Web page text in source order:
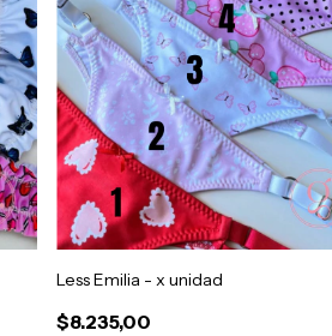
Less Emilia - x unidad
$8.235,00